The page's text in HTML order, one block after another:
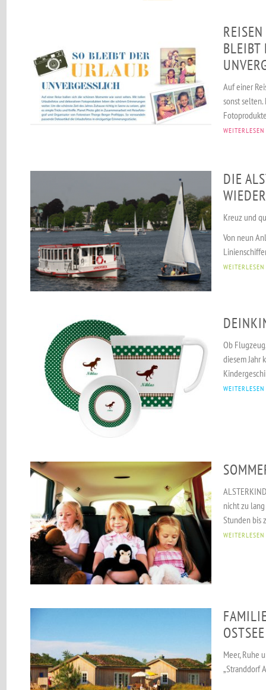
BLEIBT
Auf einer
sonst
WEITERLESEN
DIE
Kreuz und
Von neun
WEITERLESEN
Ob
diesem Jahr
WEITERLESEN
nicht zu
Stunden bis
WEITERLESEN
OSTSEE
Meer, Ruhe
„Stranddorf